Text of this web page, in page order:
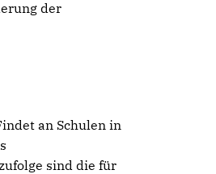
der
an Schulen in
sind die für